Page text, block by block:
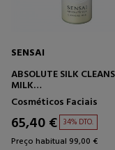
SENSAI
ABSOLUTE SILK
MILK
TRATAMENTO DE
FACIAL
Cosméticos Faciais
65,40 € 34% DTO.
Preço habitual 99,00 €